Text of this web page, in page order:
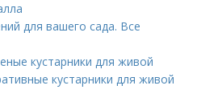
для вашего сада. Все
кустарники для живой
кустарники для живой